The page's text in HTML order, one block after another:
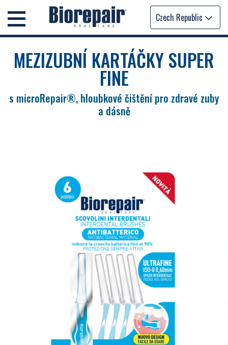
Czech Republic
MEZIZUBNÍ KARTÁČKY SUPER
FINE
s microRepair®, hloubkové čištění pro zdravé zuby
a dásně